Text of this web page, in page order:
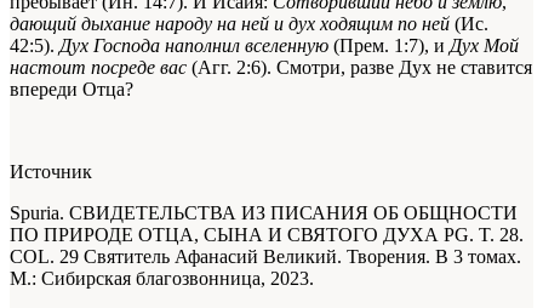
дающий дыхание народу на ней и дух ходящим по ней (Ис.
42:5). Дух Господа наполнил вселенную (Прем. 1:7), и Дух Мой
настоит посреде вас (Агг. 2:6). Смотри, разве Дух не ставится
впереди Отца?
Источник
Spuria. СВИДЕТЕЛЬСТВА ИЗ ПИСАНИЯ ОБ ОБЩНОСТИ
ПО ПРИРОДЕ ОТЦА, СЫНА И СВЯТОГО ДУХА PG. T. 28.
COL. 29 Святитель Афанасий Великий. Творения. В 3 томах.
М.: Сибирская благозвонница, 2023.